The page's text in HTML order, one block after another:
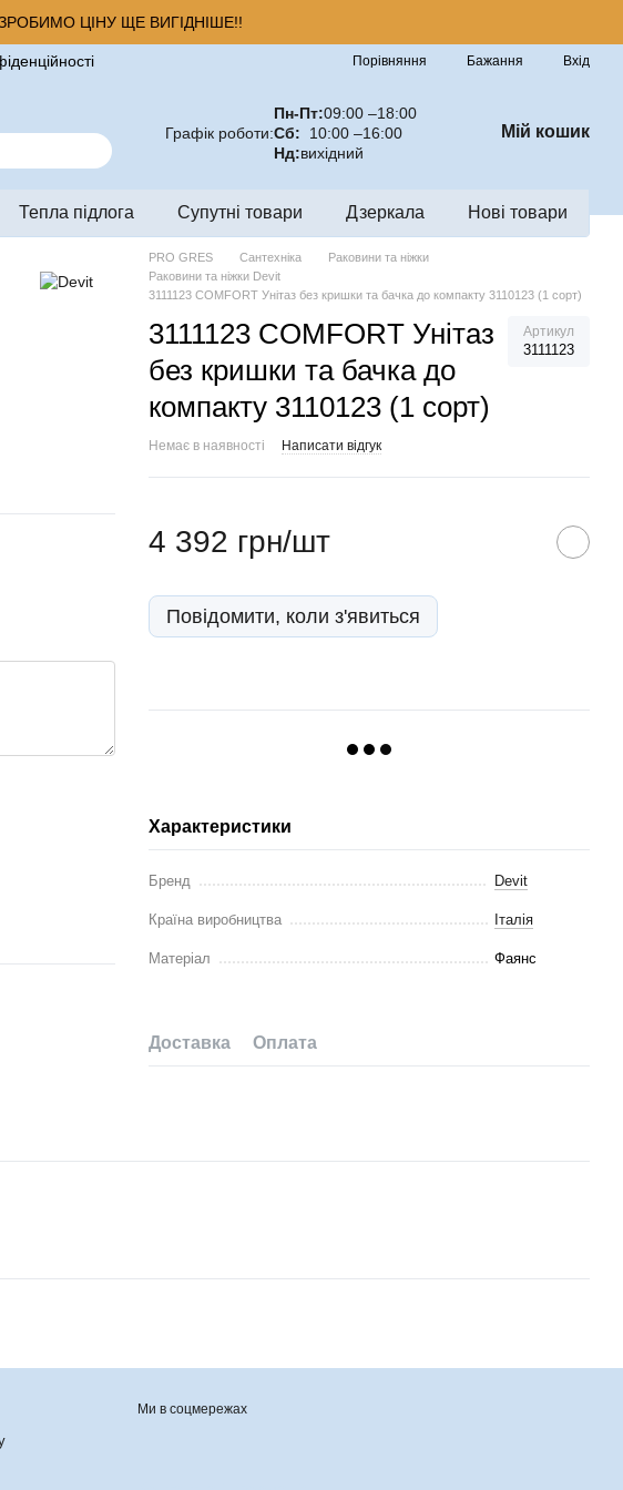
ЦІНУ ЩЕ ВИГІДНІШЕ!!
Порівняння Бажання Вхід
Графік роботи:
Пн-Пт:09:00 –18:00
Сб: 10:00 –16:00
Нд:вихідний
Мій кошик
Тепла підлога Супутні товари Дзеркала Нові товари
PRO GRES Сантехніка
Раковини та ніжки
Раковини та ніжки Devit
3111123 COMFORT Унітаз без кришки та бачка до компакту 3110123 (1 сорт)
3111123 COMFORT Унітаз
без кришки та бачка до
компакту 3110123 (1 сорт)
Артикул
3111123
Немає в наявності Написати відгук
4 392 грн/шт
Повідомити, коли з'явиться
Характеристики
Бренд Devit
Країна виробництва Італія
Матеріал Фаянс
Доставка Оплата
Ми в соцмережах